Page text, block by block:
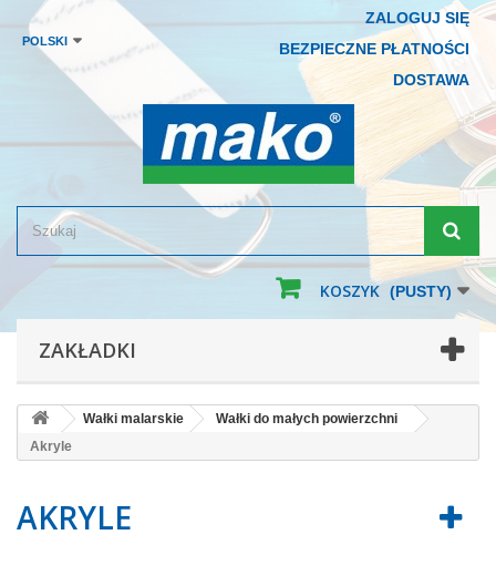
ZALOGUJ SIĘ
BEZPIECZNE PŁATNOŚCI
DOSTAWA
POLSKI
KOSZYK (PUSTY)
ZAKŁADKI
Wałki malarskie
Wałki do małych powierzchni
Akryle
AKRYLE